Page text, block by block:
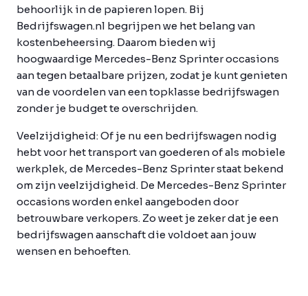
behoorlijk in de papieren lopen. Bij
Bedrijfswagen.nl begrijpen we het belang van
kostenbeheersing. Daarom bieden wij
hoogwaardige Mercedes-Benz Sprinter occasions
aan tegen betaalbare prijzen, zodat je kunt genieten
van de voordelen van een topklasse bedrijfswagen
zonder je budget te overschrijden.
Veelzijdigheid:Of je nu een bedrijfswagen nodig
hebt voor het transport van goederen of als mobiele
werkplek, de Mercedes-Benz Sprinter staat bekend
om zijn veelzijdigheid. De Mercedes-Benz Sprinter
occasions worden enkel aangeboden door
betrouwbare verkopers. Zo weet je zeker dat je een
bedrijfswagen aanschaft die voldoet aan jouw
wensen en behoeften.